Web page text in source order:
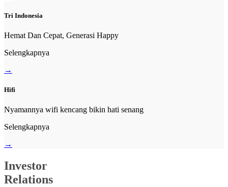
Tri Indonesia
Hemat Dan Cepat, Generasi Happy
Selengkapnya
→
Hifi
Nyamannya wifi kencang bikin hati senang
Selengkapnya
→
Investor
Relations